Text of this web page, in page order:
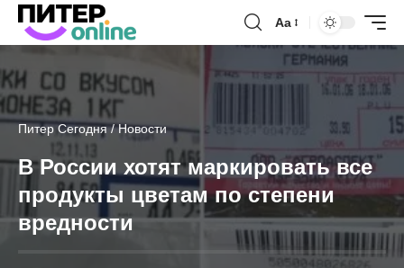
Аа
Питер Сегодня/Новости
В России хотят маркировать все
продукты цветам по степени
вредности